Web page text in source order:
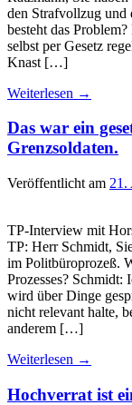
den Strafvollzug und
besteht das
selbst per Gesetz
Knast […]
Weiterlesen →
Das war ein
Grenzsoldaten.
Veröffentlicht am 21.
TP-Interview mit
TP: Herr Schmidt,
im Politbüroprozeß.
Prozesses? Schmidt:
wird über Dinge
nicht relevant halte,
anderem […]
Weiterlesen →
Hochverrat ist